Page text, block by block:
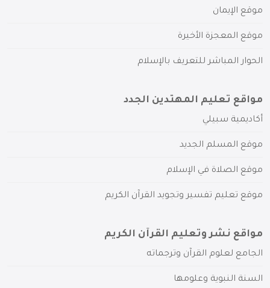
موقع الإيمان
موقع المعجزة الأخيرة
الحوار المباشر للتعريف بالإسلام
مواقع تعليم المهتدين الجدد
أكاديمية سبيلي
موقع المسلم الجديد
موقع الصلاة في الإسلام
موقع تعليم تفسير وتجويد القرآن الكريم
مواقع نشر وتعليم القرآن الكريم
الجامع لعلوم القرآن وترجماته
السنة النبوية وعلومها